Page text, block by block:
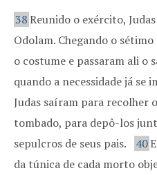
38Reunido o exército,
Odolam. Chegando o
o costume e passaram ali o
quando a necessidade já se
Judas saíram para recolher
tombado, para depô-los
sepulcros de seus pais.
40
da túnica de cada morto